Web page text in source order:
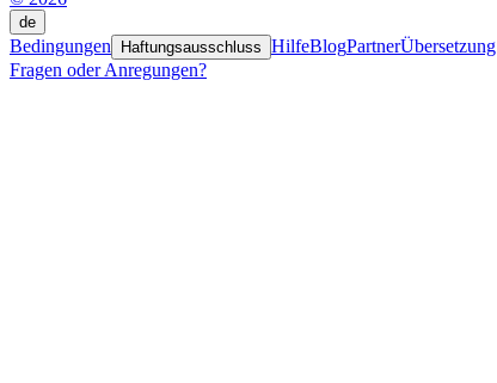
de
Bedingungen Haftungsausschluss HilfeBlogPartnerÜbersetzung
Fragen oder Anregungen?